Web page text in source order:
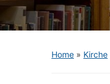
Home » Kirche